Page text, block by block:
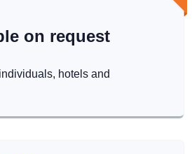
on request
hotels and